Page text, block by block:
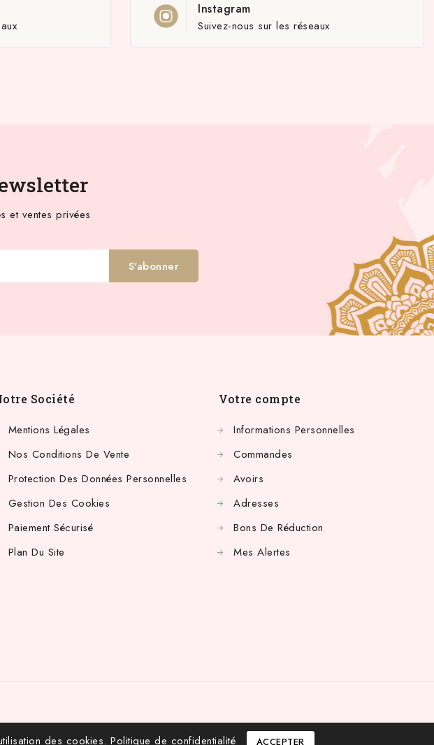
Instagram
Suivez-nous sur les réseaux
et ventes privées
Société
Mentions Légales
Nos Conditions De Vente
Protection Des Données Personnelles
Gestion Des Cookies
Paiement Sécurisé
Plan Du Site
Votre compte
Informations Personnelles
Commandes
Avoirs
Adresses
Bons De Réduction
Mes Alertes
des cookies. Politique de confidentialité ACCEPTER